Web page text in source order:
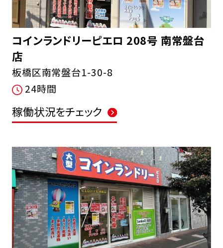
コインランドリーピエロ 208号 南常盤台
店
板橋区南常盤台1-30-8
24時間
稼働状況をチェック